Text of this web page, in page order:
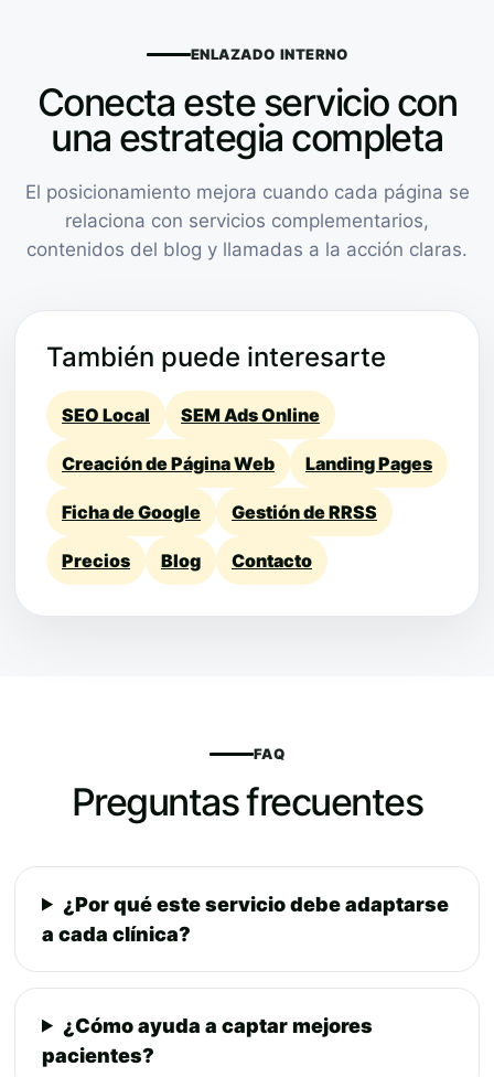
ENLAZADO INTERNO
Conecta este servicio con
una estrategia completa
El posicionamiento mejora cuando cada página se
relaciona con servicios complementarios,
contenidos del blog y llamadas a la acción claras.
También puede interesarte
SEO Local SEM Ads Online
Creación de Página Web Landing Pages
Ficha de Google Gestión de RRSS
Precios Blog Contacto
FAQ
Preguntas frecuentes
¿Por qué este servicio debe adaptarse
a cada clínica?
¿Cómo ayuda a captar mejores
pacientes?